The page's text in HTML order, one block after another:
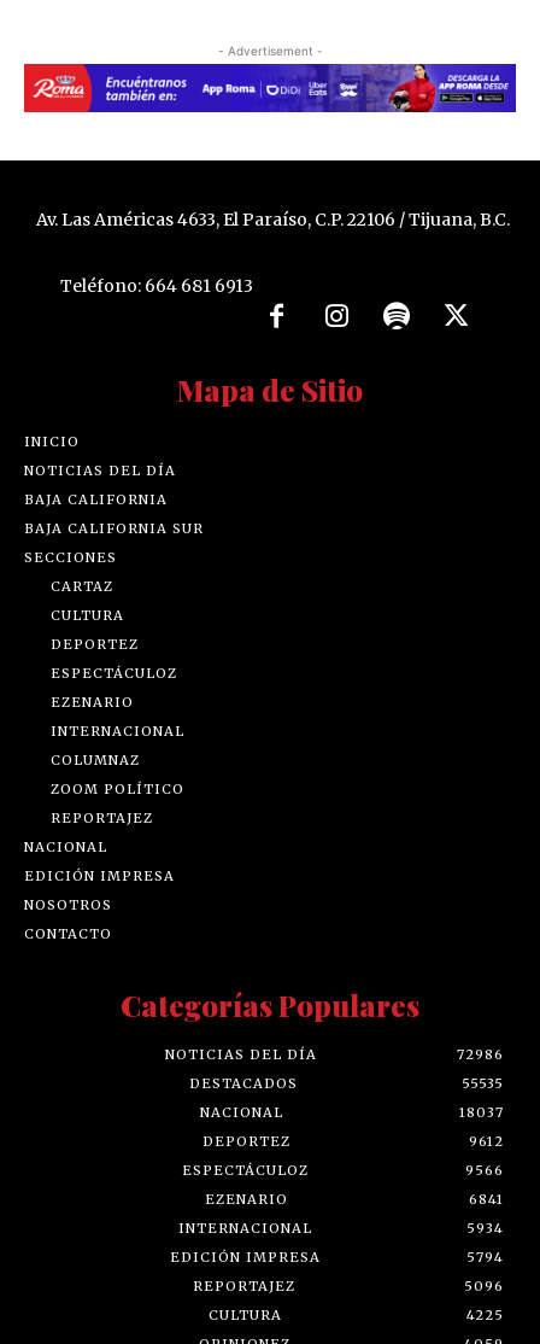
- Advertisement -
Av. Las Américas 4633, El Paraíso, C.P. 22106 / Tijuana, B.C.
Teléfono: 664 681 6913
Mapa de Sitio
INICIO
NOTICIAS DEL DÍA
BAJA CALIFORNIA
BAJA CALIFORNIA SUR
SECCIONES
CARTAZ
CULTURA
DEPORTEZ
ESPECTÁCULOZ
EZENARIO
INTERNACIONAL
COLUMNAZ
ZOOM POLÍTICO
REPORTAJEZ
NACIONAL
EDICIÓN IMPRESA
NOSOTROS
CONTACTO
Categorías Populares
NOTICIAS DEL DÍA
72986
DESTACADOS
55535
NACIONAL
18037
DEPORTEZ
9612
ESPECTÁCULOZ
9566
EZENARIO
6841
INTERNACIONAL
5934
EDICIÓN IMPRESA
5794
REPORTAJEZ
5096
CULTURA
4225